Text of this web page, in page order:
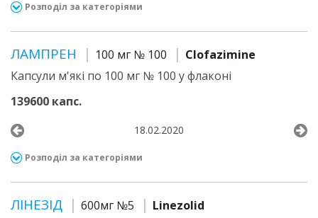
Розподіл за категоріями
ЛАМПРЕН 100 мг № 100
Clofazimine
Капсули м'які по 100 мг № 100 у флаконі
139600 капс.
18.02.2020
Розподіл за категоріями
ЛІНЕЗІД 600мг №5
Linezolid